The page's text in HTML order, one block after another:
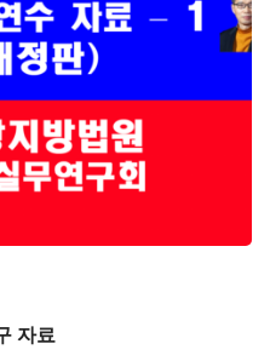
자료